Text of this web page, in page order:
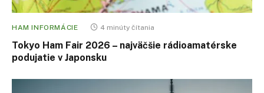
HAM INFORMÁCIE 4 minúty čítania
Tokyo Ham Fair 2026 – najväčšie rádioamatérske
podujatie v Japonsku